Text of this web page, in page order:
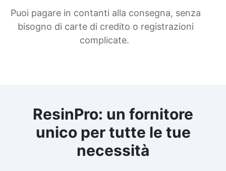
Puoi pagare in contanti alla consegna, senza
bisogno di carte di credito o registrazioni
complicate.
ResinPro: un fornitore
unico per tutte le tue
necessità